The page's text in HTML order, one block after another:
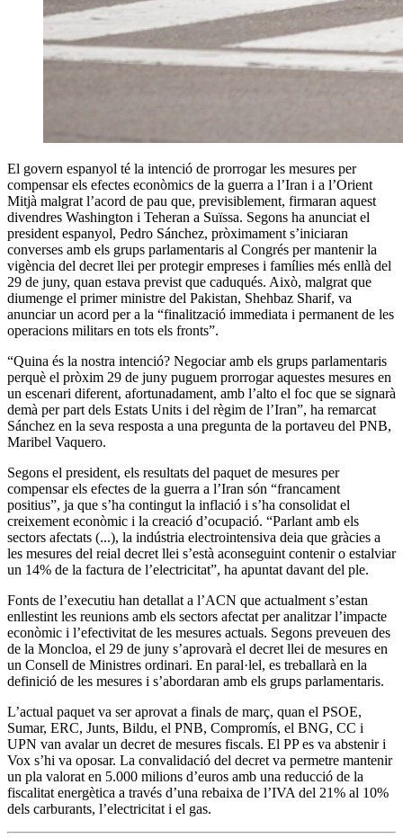
El govern espanyol té la intenció de prorrogar les mesures per
compensar els efectes econòmics de la guerra a l’Iran i a l’Orient
Mitjà malgrat l’acord de pau que, previsiblement, firmaran aquest
divendres Washington i Teheran a Suïssa. Segons ha anunciat el
president espanyol, Pedro Sánchez, pròximament s’iniciaran
converses amb els grups parlamentaris al Congrés per mantenir la
vigència del decret llei per protegir empreses i famílies més enllà del
29 de juny, quan estava previst que caduqués. Això, malgrat que
diumenge el primer ministre del Pakistan, Shehbaz Sharif, va
anunciar un acord per a la “finalització immediata i permanent de les
operacions militars en tots els fronts”.
“Quina és la nostra intenció? Negociar amb els grups parlamentaris
perquè el pròxim 29 de juny puguem prorrogar aquestes mesures en
un escenari diferent, afortunadament, amb l’alto el foc que se signarà
demà per part dels Estats Units i del règim de l’Iran”, ha remarcat
Sánchez en la seva resposta a una pregunta de la portaveu del PNB,
Maribel Vaquero.
Segons el president, els resultats del paquet de mesures per
compensar els efectes de la guerra a l’Iran són “francament
positius”, ja que s’ha contingut la inflació i s’ha consolidat el
creixement econòmic i la creació d’ocupació. “Parlant amb els
sectors afectats (...), la indústria electrointensiva deia que gràcies a
les mesures del reial decret llei s’està aconseguint contenir o estalviar
un 14% de la factura de l’electricitat”, ha apuntat davant del ple.
Fonts de l’executiu han detallat a l’ACN que actualment s’estan
enllestint les reunions amb els sectors afectat per analitzar l’impacte
econòmic i l’efectivitat de les mesures actuals. Segons preveuen des
de la Moncloa, el 29 de juny s’aprovarà el decret llei de mesures en
un Consell de Ministres ordinari. En paral·lel, es treballarà en la
definició de les mesures i s’abordaran amb els grups parlamentaris.
L’actual paquet va ser aprovat a finals de març, quan el PSOE,
Sumar, ERC, Junts, Bildu, el PNB, Compromís, el BNG, CC i
UPN van avalar un decret de mesures fiscals. El PP es va abstenir i
Vox s’hi va oposar. La convalidació del decret va permetre mantenir
un pla valorat en 5.000 milions d’euros amb una reducció de la
fiscalitat energètica a través d’una rebaixa de l’IVA del 21% al 10%
dels carburants, l’electricitat i el gas.